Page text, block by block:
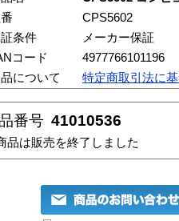
CPS5602
条件
メーカー保証
コード
4977766101196
について
特定商取引法に
番号 41010536
品は販売を終了しました